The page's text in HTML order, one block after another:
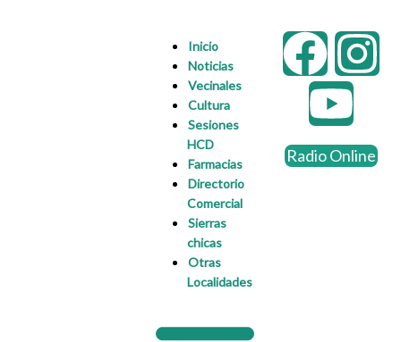
Inicio
Noticias
Vecinales
Cultura
Sesiones
HCD
Farmacias
Directorio
Comercial
Sierras
chicas
Otras
Localidades
F
a
c
e
I
n
s
t
Y
o
u
t
Radio Online